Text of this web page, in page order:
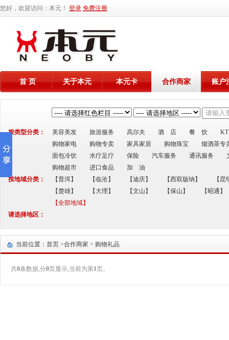
您好，欢迎访问：本元！ 登录 免费注册
首 页 关于本元 本元卡 合作商家 账户
按类型分类： 美容美发 旅游服务 高尔夫 酒 店 餐 饮
购物家电
购物专卖 家具家居 购物珠宝
烟酒茶专
面包冷饮
水疗足疗 保险 汽车服务 通讯服务
购物超市
进口食品
加 油
按地域分类：
【普洱】 【临沧】 【迪庆】 【西双版纳】
【昆
【楚雄】
【大理】 【文山】 【保山】
【昭通】
【全部地域】
请选择地区：
当前位置：首页 >合作商家 > 购物礼品
共0条数据,分0页显示,当前为第1页。